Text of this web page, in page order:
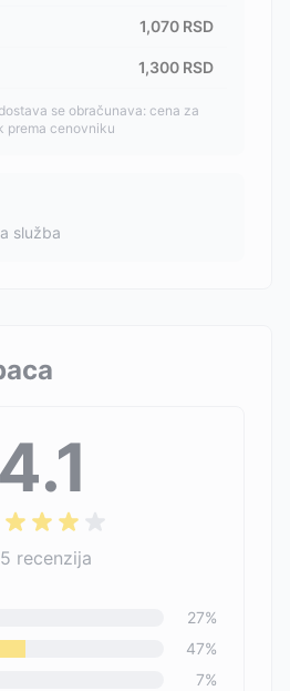
1,070 RSD
1,300 RSD
se obračunava: cena za
prema cenovniku
služba
4.1
recenzija
27%
47%
7%